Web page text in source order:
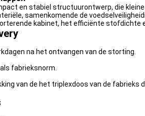
en stabiel structuurontwerp, die
samenkomende de
kabinet, het efficiënte stofdichte
na het ontvangen van de storting.
fabrieksnorm.
van de het triplexdoos van de fabrieks